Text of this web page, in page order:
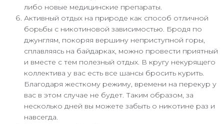
либо новые медицинские препараты.
Активный отдых на природе как способ отличной
борьбы с никотиновой зависимостью. Бродя по
джунглям, покоряя вершину неприступной горы,
сплавляясь на байдарках, можно провести приятный
и вместе с тем полезный отдых. В кругу некурящего
коллектива у вас есть все шансы бросить курить.
Благодаря жесткому режиму, времени на перекур у
вас в этом случае не будет. Таким образом, за
несколько дней вы можете забыть о никотине раз и
навсегда.